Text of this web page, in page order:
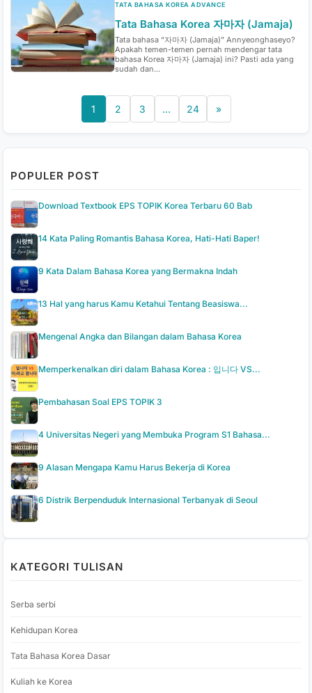
TATA BAHASA KOREA ADVANCE
Tata Bahasa Korea 자마자 (Jamaja)
Tata bahasa “자마자 (Jamaja)” Annyeonghaseyo?
Apakah temen-temen pernah mendengar tata
bahasa Korea 자마자 (Jamaja) ini? Pasti ada yang
sudah dan...
1 2 3 … 24 »
POPULER POST
Download Textbook EPS TOPIK Korea Terbaru 60 Bab
14 Kata Paling Romantis Bahasa Korea, Hati-Hati Baper!
9 Kata Dalam Bahasa Korea yang Bermakna Indah
13 Hal yang harus Kamu Ketahui Tentang Beasiswa...
Mengenal Angka dan Bilangan dalam Bahasa Korea
Memperkenalkan diri dalam Bahasa Korea : 입니다 VS...
Pembahasan Soal EPS TOPIK 3
4 Universitas Negeri yang Membuka Program S1 Bahasa...
9 Alasan Mengapa Kamu Harus Bekerja di Korea
6 Distrik Berpenduduk Internasional Terbanyak di Seoul
KATEGORI TULISAN
Serba serbi
Kehidupan Korea
Tata Bahasa Korea Dasar
Kuliah ke Korea